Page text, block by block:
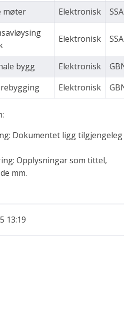
møter Elektronisk SSA
Elektronisk SSA
bygg Elektronisk
GBNR
Elektronisk GBNR
Dokumentet ligg tilgjengeleg
Opplysningar som tittel,
mm.
13:19